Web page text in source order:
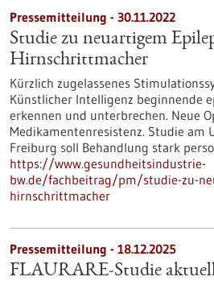
Pressemitteilung - 30.11.2022
Studie zu neuartigem
Hirnschrittmacher
Kürzlich zugelassenes
Künstlicher Intelligenz beginnende
erkennen und unterbrechen. Neue
Medikamentenresistenz. Studie am
Freiburg soll Behandlung stark
https://www.gesundheitsindustrie-
bw.de/fachbeitrag/pm/studie-zu-
hirnschrittmacher
Pressemitteilung - 18.12.2025
FLAURARE-Studie